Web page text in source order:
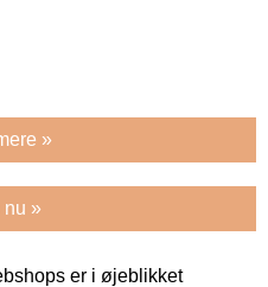
»
nu »
er i øjeblikket